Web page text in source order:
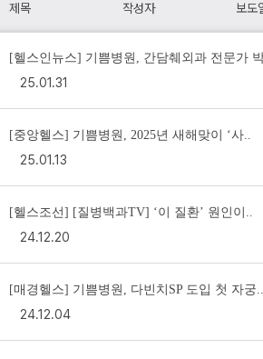
제목 작성자 보도
[헬스인뉴스] 기쁨병원, 간담췌외과 전문가
25.01.31
[중앙헬스] 기쁨병원, 2025년 새해맞이 ‘사..
25.01.13
[헬스조선] [질병백과TV] ‘이 질환’ 원인이..
24.12.20
[매경헬스] 기쁨병원, 다빈치SP 도입 첫 자궁..
24.12.04